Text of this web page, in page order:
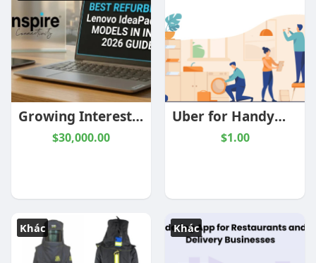
Growing Interest in Refurbished Laptops in Chennai
$30,000.00
Uber for Handyman Services App Platform for Startups
$1.00
Khác Khác